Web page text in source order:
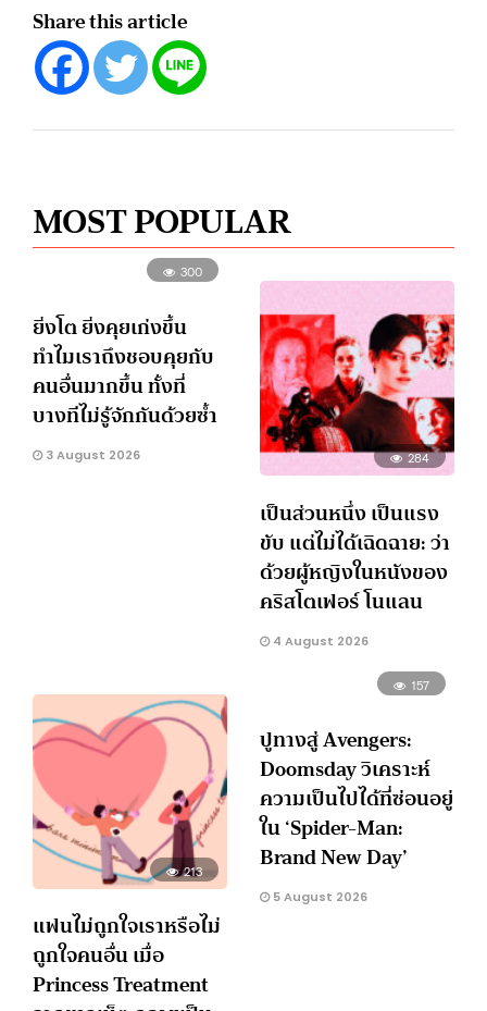
Share this article
MOST POPULAR
300
ยิ่งโต ยิ่งคุยเก่งขึ้น
ทำไมเราถึงชอบคุยกับ
คนอื่นมากขึ้น ทั้งที่
บางทีไม่รู้จักกันด้วยซ้ำ
3 August 2026 284
เป็นส่วนหนึ่ง เป็นแรง
ขับ แต่ไม่ได้เฉิดฉาย: ว่า
ด้วยผู้หญิงในหนังของ
คริสโตเฟอร์ โนแลน
4 August 2026
213
แฟนไม่ถูกใจเราหรือไม่
ถูกใจคนอื่น เมื่อ
Princess Treatment
157
ปูทางสู่ Avengers:
Doomsday วิเคราะห์
ความเป็นไปได้ที่ซ่อนอยู่
ใน ‘Spider-Man:
Brand New Day’
5 August 2026